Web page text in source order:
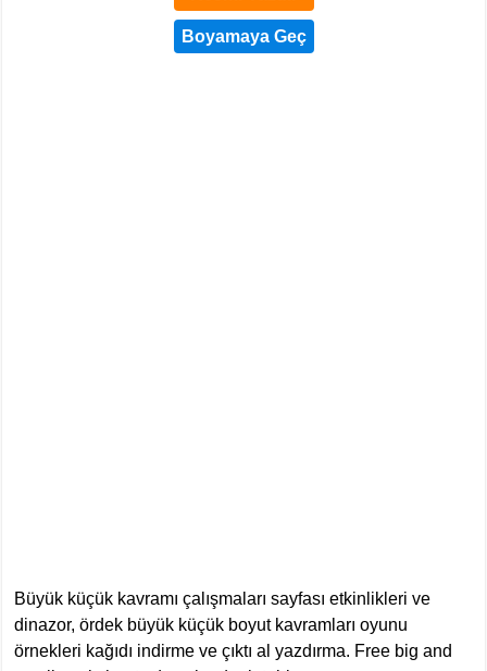
Büyük küçük kavramı çalışmaları sayfası etkinlikleri ve
dinazor, ördek büyük küçük boyut kavramları oyunu
örnekleri kağıdı indirme ve çıktı al yazdırma. Free big and